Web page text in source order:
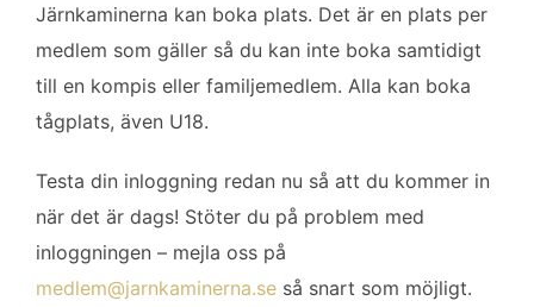
Järnkaminerna kan boka plats. Det är en plats per
medlem som gäller så du kan inte boka samtidigt
till en kompis eller familjemedlem. Alla kan boka
tågplats, även U18.
Testa din inloggning redan nu så att du kommer in
när det är dags! Stöter du på problem med
inloggningen – mejla oss på
medlem@jarnkaminerna.se så snart som möjligt.